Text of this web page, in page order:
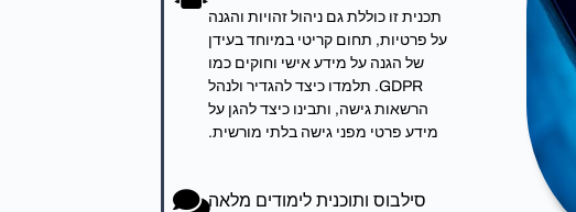
תכנית זו כוללת גם ניהול זהויות והגנה
על פרטיות, תחום קריטי במיוחד בעידן
של הגנה על מידע אישי וחוקים כמו
GDPR. תלמדו כיצד להגדיר ולנהל
הרשאות גישה, ותבינו כיצד להגן על
מידע פרטי מפני גישה בלתי מורשית.
סילבוס ותוכנית לימודים מלאה